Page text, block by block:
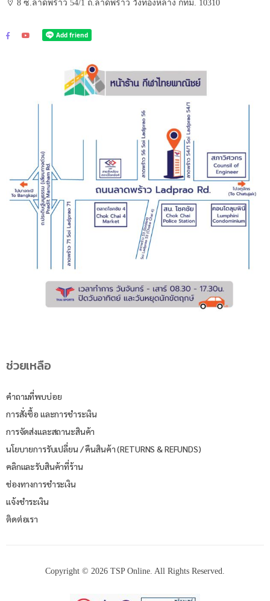
8 ซ.ลาดพร้าว 54/1 ถ.ลาดพร้าว วังทองหลาง กทม. 10310
ช่วยเหลือ
คำถามที่พบบ่อย
การสั่งซื้อ และการชำระเงิน
การจัดส่งและสถานะสินค้า
นโยบายการรับเปลี่ยน / คืนสินค้า (RETURNS & REFUNDS)
คลิกและรับสินค้าที่ร้าน
ช่องทางการชำระเงิน
แจ้งชำระเงิน
ติดต่อเรา
Copyright © 2026 TSP Online. All Rights Reserved.